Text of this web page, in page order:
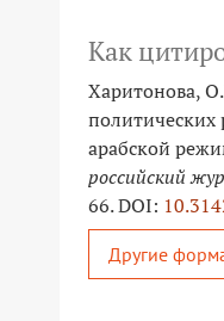
Как
Харитонова,
арабской
российский
66. DOI:
Другие